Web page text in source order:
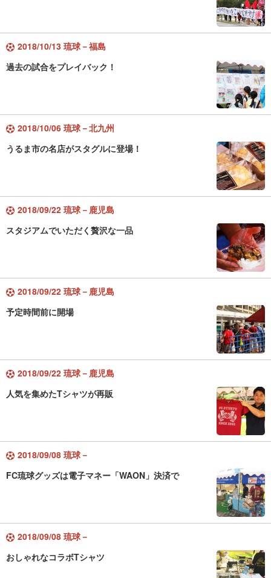
2018/10/13 琉球－福島
過去の試合をプレイバック！
2018/10/06 琉球－北九州
うるま市の名店がスタグルに登場！
2018/09/22 琉球－鹿児島
スタジアムでいただく贅沢な一品
2018/09/22 琉球－鹿児島
予定時間前に開場
2018/09/22 琉球－鹿児島
人気を集めたTシャツが再販
2018/09/08 琉球－
FC琉球グッズは電子マネー「WAON」決済で
2018/09/08 琉球－
おしゃれなコラボTシャツ